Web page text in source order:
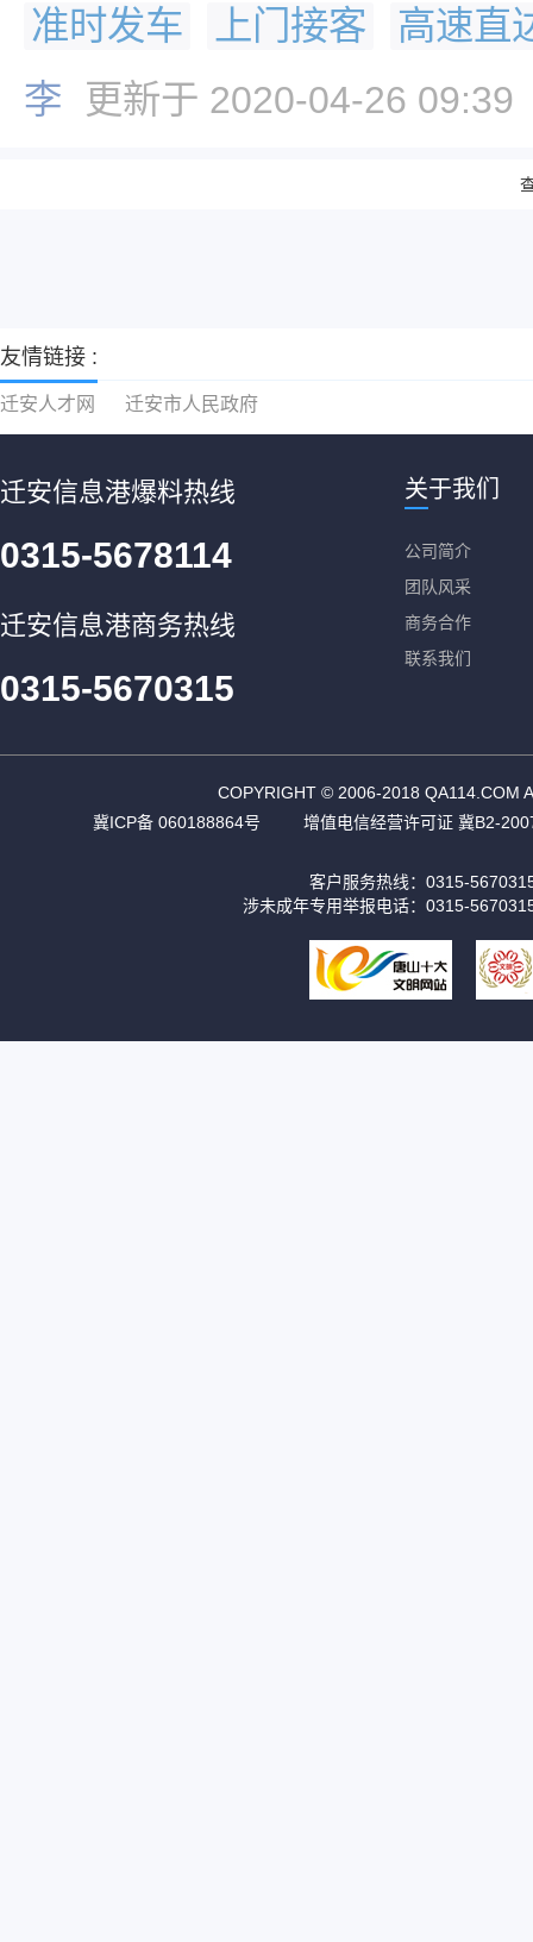
准时发车 上门接客
高速直
李
更新于 2020-04-26 09:39
友情链接 :
迁安人才网 迁安市人民政府
迁安信息港爆料热线
0315-5678114
迁安信息港商务热线
0315-5670315
关于我们
公司简介
团队风采
商务合作
联系我们
COPYRIGHT © 2006-2018 QA114.COM
冀ICP备 060188864号
增值电信经营许可证 冀B2-
客户服务热线：0315-
涉未成年专用举报电话：0315-